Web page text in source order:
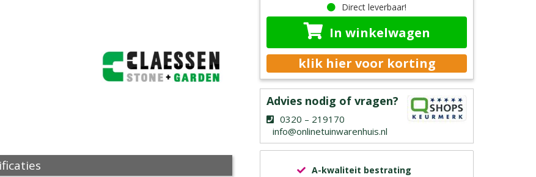
Direct leverbaar!
In winkelwagen
klik hier voor korting
Advies nodig of vragen?
0320 – 219170
info@onlinetuinwarenhuis.nl
A-kwaliteit bestrating